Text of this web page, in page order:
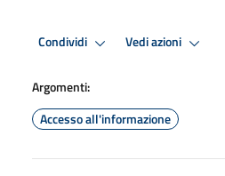
Condividi Vedi azioni
Argomenti:
Accesso all'informazione